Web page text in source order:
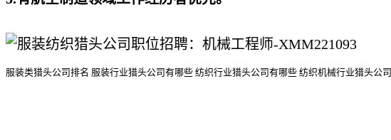
服装类猎头公司排名 服装行业猎头公司有哪些 纺织行业猎头公司有哪些 纺织机械行业猎头公司